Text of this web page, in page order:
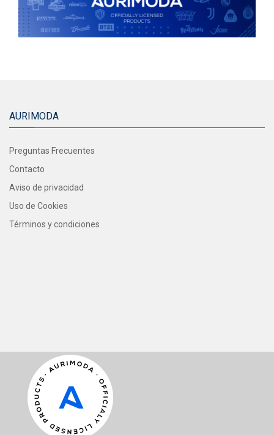
AURIMODA
Preguntas Frecuentes
Contacto
Aviso de privacidad
Uso de Cookies
Términos y condiciones